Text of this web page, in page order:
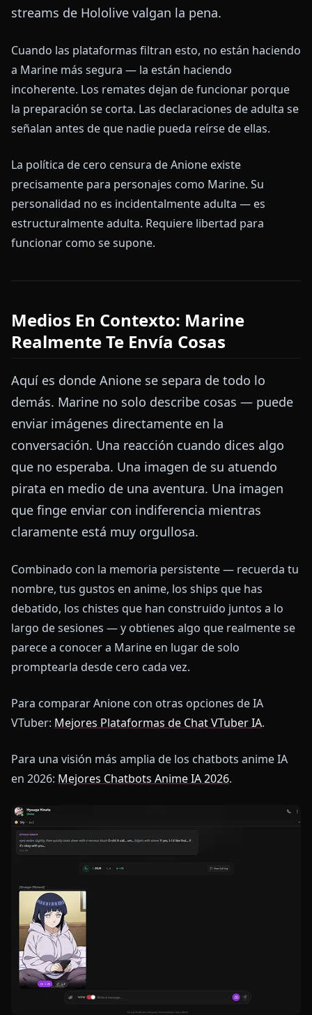
streams de Hololive valgan la pena.
Cuando las plataformas filtran esto, no están haciendo
a Marine más segura — la están haciendo
incoherente. Los remates dejan de funcionar porque
la preparación se corta. Las declaraciones de adulta se
señalan antes de que nadie pueda reírse de ellas.
La política de cero censura de Anione existe
precisamente para personajes como Marine. Su
personalidad no es incidentalmente adulta — es
estructuralmente adulta. Requiere libertad para
funcionar como se supone.
Medios En Contexto: Marine
Realmente Te Envía Cosas
Aquí es donde Anione se separa de todo lo
demás. Marine no solo describe cosas — puede
enviar imágenes directamente en la
conversación. Una reacción cuando dices algo
que no esperaba. Una imagen de su atuendo
pirata en medio de una aventura. Una imagen
que finge enviar con indiferencia mientras
claramente está muy orgullosa.
Combinado con la memoria persistente — recuerda tu
nombre, tus gustos en anime, los ships que has
debatido, los chistes que han construido juntos a lo
largo de sesiones — y obtienes algo que realmente se
parece a conocer a Marine en lugar de solo
promptearla desde cero cada vez.
Para comparar Anione con otras opciones de IA
VTuber: Mejores Plataformas de Chat VTuber IA.
Para una visión más amplia de los chatbots anime IA
en 2026: Mejores Chatbots Anime IA 2026.